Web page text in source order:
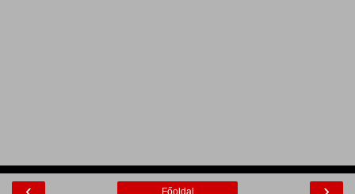
Főoldal